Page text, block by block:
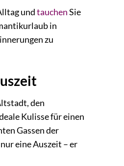
undtauchenSie
in
zu
den
Kulisse für einen
Gassen der
eine Auszeit – er